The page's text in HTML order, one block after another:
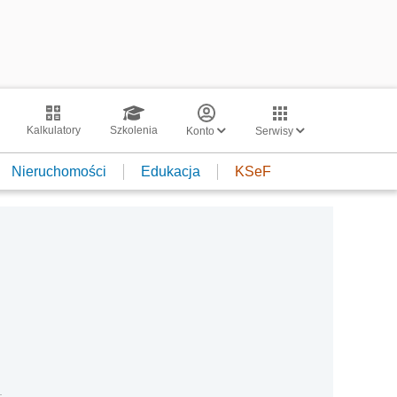
Kalkulatory Szkolenia Konto Serwisy
Nieruchomości Edukacja KSeF